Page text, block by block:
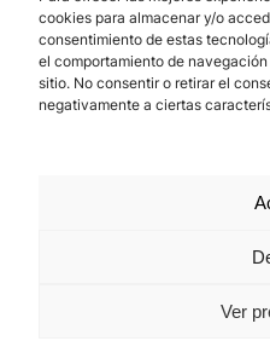
cookies para almacenar y/o
consentimiento de estas
el comportamiento de
sitio. No consentir o retirar el
negativamente a ciertas
Ver
Los Prados, 121 – 33203 Gijón
985 185 577 –